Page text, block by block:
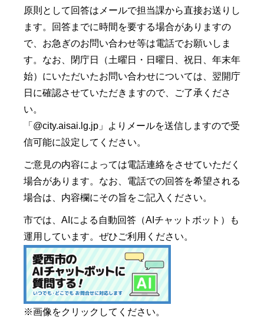
原則として回答はメールで担当課から直接お送りし
ます。回答までに時間を要する場合がありますの
で、お急ぎのお問い合わせ等は電話でお願いしま
す。なお、閉庁日（土曜日・日曜日、祝日、年末年
始）にいただいたお問い合わせについては、翌開庁
日に確認させていただきますので、ご了承くださ
い。
「@city.aisai.lg.jp」よりメールを送信しますので受
信可能に設定してください。
ご意見の内容によっては電話連絡をさせていただく
場合があります。なお、電話での回答を希望される
場合は、内容欄にその旨をご記入ください。
市では、AIによる自動回答（AIチャットボット）も
運用しています。ぜひご利用ください。
※画像をクリックしてください。